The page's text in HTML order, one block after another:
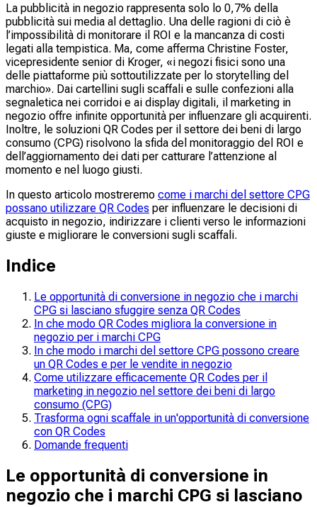
La pubblicità in negozio rappresenta solo lo 0,7% della
pubblicità sui media al dettaglio. Una delle ragioni di ciò è
l’impossibilità di monitorare il ROI e la mancanza di costi
legati alla tempistica. Ma, come afferma Christine Foster,
vicepresidente senior di Kroger, «i negozi fisici sono una
delle piattaforme più sottoutilizzate per lo storytelling del
marchio». Dai cartellini sugli scaffali e sulle confezioni alla
segnaletica nei corridoi e ai display digitali, il marketing in
negozio offre infinite opportunità per influenzare gli acquirenti.
Inoltre, le soluzioni QR Codes per il settore dei beni di largo
consumo (CPG) risolvono la sfida del monitoraggio del ROI e
dell’aggiornamento dei dati per catturare l’attenzione al
momento e nel luogo giusti.
In questo articolo mostreremo come i marchi del settore CPG
possano utilizzare QR Codes per influenzare le decisioni di
acquisto in negozio, indirizzare i clienti verso le informazioni
giuste e migliorare le conversioni sugli scaffali.
Indice
Le opportunità di conversione in negozio che i marchi
CPG si lasciano sfuggire senza QR Codes
In che modo QR Codes migliora la conversione in
negozio per i marchi CPG
In che modo i marchi del settore CPG possono creare
un QR Codes e per le vendite in negozio
Come utilizzare efficacemente QR Codes per il
marketing in negozio nel settore dei beni di largo
consumo (CPG)
Trasforma ogni scaffale in un'opportunità di conversione
con QR Codes
Domande frequenti
Le opportunità di conversione in
negozio che i marchi CPG si lasciano